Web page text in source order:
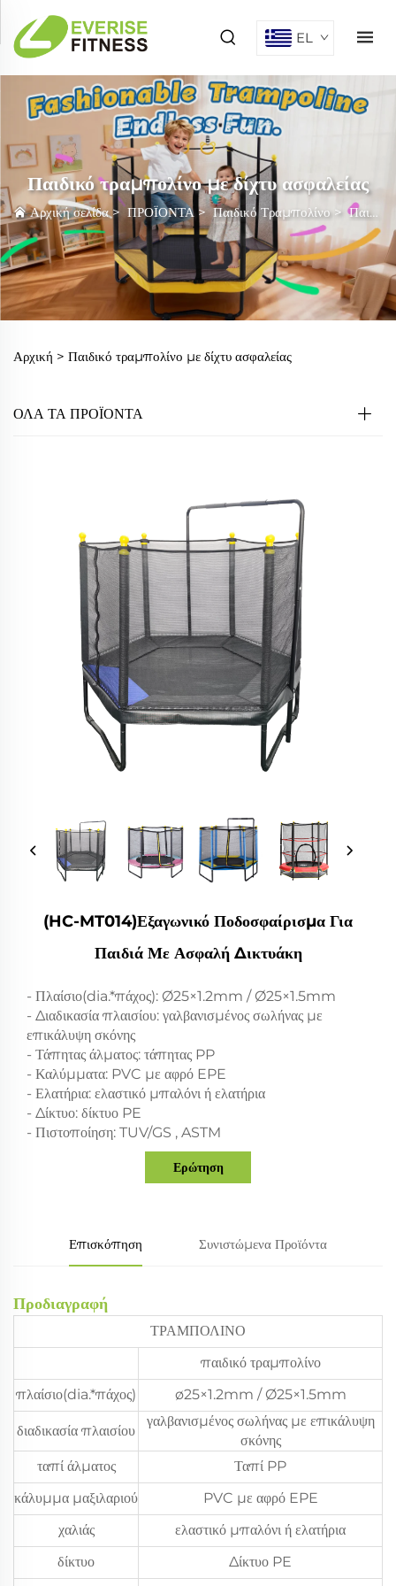
EL
Παιδικό τραμπολίνο με δίχτυ ασφαλείας
Αρχική σελίδα>ΠΡΟΪΟΝΤΑ >Παιδικό Τραμπολίνο>Παιδικό τραμπολίνο με δίχτυ ασφαλείας
Αρχική > Παιδικό τραμπολίνο με δίχτυ ασφαλείας
ΟΛΑ ΤΑ ΠΡΟΪΟΝΤΑ
(HC-MT014)εξαγωνικό Ποδοσφαίρισμα Για
Παιδιά Με Ασφαλή Δικτυάκη
- Πλαίσιο(dia.*πάχος): Ø25×1.2mm / Ø25×1.5mm
- Διαδικασία πλαισίου: γαλβανισμένος σωλήνας με
επικάλυψη σκόνης
- Τάπητας άλματος: τάπητας PP
- Καλύμματα: PVC με αφρό EPE
- Ελατήρια: ελαστικό μπαλόνι ή ελατήρια
- Δίκτυο: δίκτυο PE
- Πιστοποίηση: TUV/GS , ASTM
Ερώτηση
Επισκόπηση Συνιστώμενα Προϊόντα
Προδιαγραφή
ΤΡΑΜΠΟΛΙΝΟ
παιδικό τραμπολίνο
πλαίσιο(dia.*πάχος)
ø25×1.2mm / Ø25×1.5mm
διαδικασία πλαισίου
γαλβανισμένος σωλήνας με επικάλυψη
σκόνης
ταπί άλματος
Ταπί PP
κάλυμμα μαξιλαριού
PVC με αφρό EPE
χαλιάς
ελαστικό μπαλόνι ή ελατήρια
δίκτυο
Δίκτυο PE